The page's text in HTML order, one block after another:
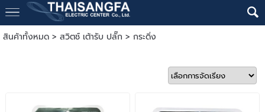
สินค้าทั้งหมด> สวิตช์ เต้ารับ ปลั๊ก > กระดิ่ง